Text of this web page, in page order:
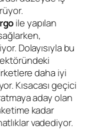
ile yapılan
Dolayısıyla bu
daha iyi
Kısacası geçici
aday olan
kadar
vadediyor.